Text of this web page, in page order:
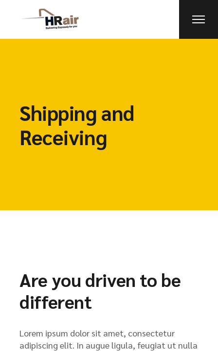
Shipping and
Receiving
Are you driven to be
different
Lorem ipsum dolor sit amet, consectetur
adipiscing elit. In augue ligula, feugiat ut nulla